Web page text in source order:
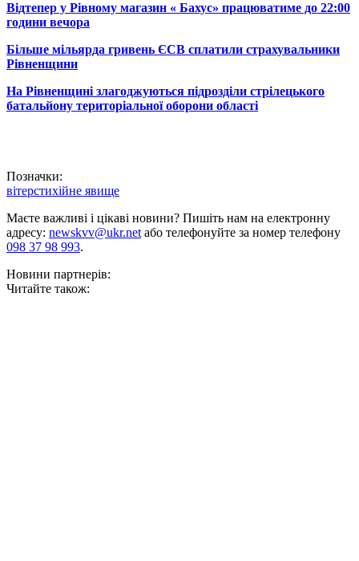
Відтепер у Рівному магазин « Бахус» працюватиме до 22:00
години вечора
Більше мільярда гривень ЄСВ сплатили страхувальники
Рівненщини
На Рівненщині злагоджуються підрозділи стрілецького
батальйону територіальної оборони області
Позначки:
вітерстихійне явище
Маєте важливі і цікаві новини? Пишіть нам на електронну
адресу: newskvv@ukr.netабо телефонуйте за номер телефону
098 37 98 993.
Новини партнерів:
Читайте також: